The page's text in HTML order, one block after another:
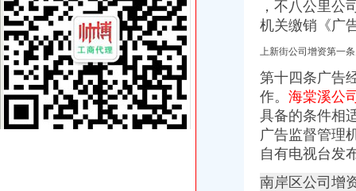
荣安地产股份有限公司关于对控股子公司增资的公告|净利润|上市公司_
新海宜（002089）鍏徃鍏憡涓?偂棰戦亾涓浗璧勬湰璇佸姷缃？
南岸周边公司增资
万科联手金地增资璞悦山项目金地持股比例33%-南京365淘房
()拟收购青岛红星物流实业有限责任公司部分股权并拟增资
(12/13)晚间沪深上市公司重大事项公告新快递_东方财富网
董明珠个人、万达等5家单位共增资30亿入股珠海银隆-数据-武汉乐居
红星发展：拟收购青岛红星物流实业有限责任公司部分股权并拟增资的
【重庆海棠溪IT服务管理招聘网_IT服务管理招聘信息】-重庆智联招聘
，不八公里公
机关缴销《广
上新街公司增资第一
第十四条广告
作。 海棠溪公
具备的条件相
广告监督管理
自有电视台发
南岸区公司增